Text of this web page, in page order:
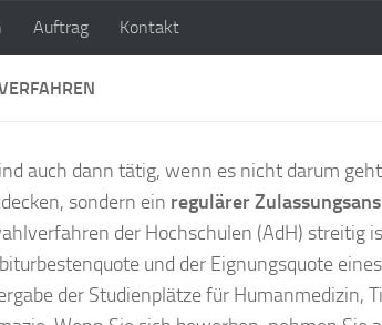
BORSBACH & HERZ - RECHTSANWÄLTE
Auftrag Kontakt
auch dann tätig, wenn es nicht darum
sondern ein regulärer
der Hochschulen (AdH) streitig
und der Eignungsquote
der Studienplätze für Humanmedizin,